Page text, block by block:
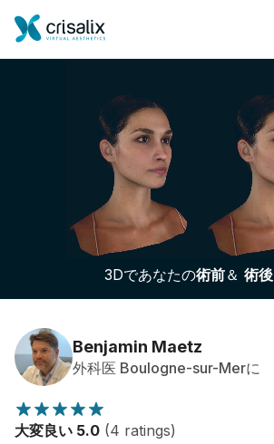
外科医ホーム
3Dビジネスプラットフォーム
サブスクリプションプラン
患者様のレビュー
3Dであなたの術前＆ 術後
Benjamin Maetz
外科医 Boulogne-sur-Merに
大変良い 5.0 (4 ratings)